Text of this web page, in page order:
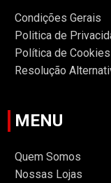
Condições Gerais
Politica de
Política de Cookies
Resolução
MENU
Quem Somos
Nossas Lojas